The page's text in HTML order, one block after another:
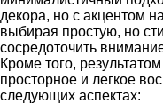
декора, но с акцентом
выбирая простую, но
сосредоточить
Кроме того,
просторное и легкое
следующих аспектах: